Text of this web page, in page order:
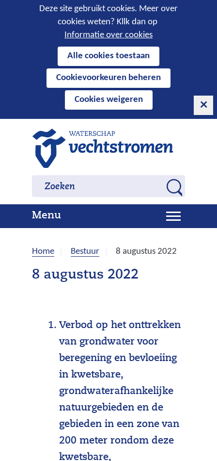
Cookies
toestaan?
Deze site gebruikt cookies. Meer over
cookies weten? Kllk dan op
Informatie over cookies
cookies
deze
website
worden
toegestaan
geweigerd.
Alle cookies toestaan
Cookievoorkeuren beheren
Cookies weigeren
naar
o
e
k
e
Zoeken Zoeken
MenuU
i
a
p
n
Home Bestuur 8 augustus 2022
8 augustus 2022
Verbod op het onttrekken
van grondwater voor
beregening en bevloeiing
in kwetsbare,
grondwaterafhankelijke
natuurgebieden en de
gebieden in een zone van
200 meter rondom deze
kwetsbare,